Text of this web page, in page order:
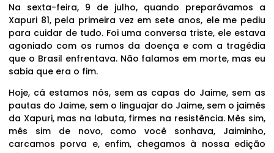
Na sexta-feira, 9 de julho, quando preparávamos a
Xapuri 81, pela primeira vez em sete anos, ele me pediu
para cuidar de tudo. Foi uma conversa triste, ele estava
agoniado com os rumos da doença e com a tragédia
que o Brasil enfrentava. Não falamos em morte, mas eu
sabia que era o fim.
Hoje, cá estamos nós, sem as capas do Jaime, sem as
pautas do Jaime, sem o linguajar do Jaime, sem o jaimês
da Xapuri, mas na labuta, firmes na resistência. Mês sim,
mês sim de novo, como você sonhava, Jaiminho,
carcamos porva e, enfim, chegamos à nossa edição